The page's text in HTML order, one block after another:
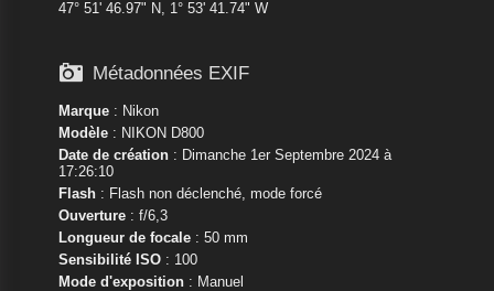
47° 51' 46.97" N, 1° 53' 41.74" W
 Métadonnées EXIF
Marque: Nikon
Modèle: NIKON D800
Date de création: Dimanche 1er Septembre 2024 à
17:26:10
Flash: Flash non déclenché, mode forcé
Ouverture: f/6,3
Longueur de focale: 50 mm
Sensibilité ISO: 100
Mode d'exposition: Manuel